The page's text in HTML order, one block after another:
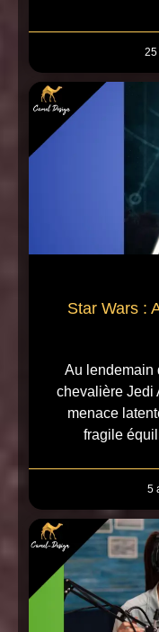
25
Star Wars :
Au lendemain
chevalière Jedi
menace
fragile
5